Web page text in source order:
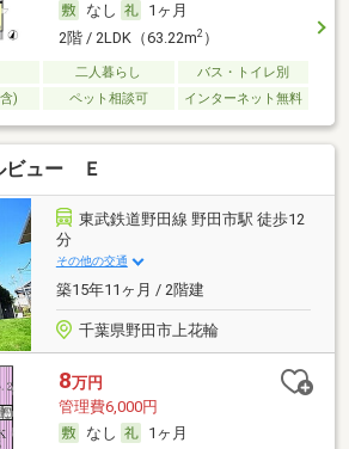
なし
1ヶ月
2階 / 2LDK（63.22m2）
二人暮らし
バス・トイレ別
)
ペット相談可 インターネット無料
ビュー Ｅ
東武鉄道野田線 野田市駅 徒歩12
分
その他の交通
築15年11ヶ月 / 2階建
千葉県野田市上花輪
8万円
管理費6,000円
なし
1ヶ月